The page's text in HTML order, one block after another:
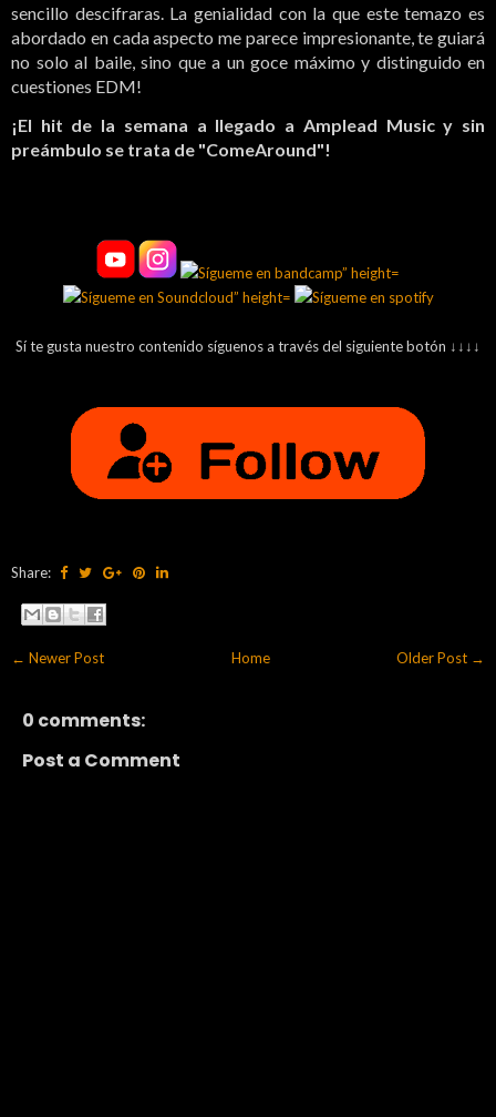
sencillo descifraras. La genialidad con la que este temazo es
abordado en cada aspecto me parece impresionante, te guiará
no solo al baile, sino que a un goce máximo y distinguido en
cuestiones EDM!
¡El hit de la semana a llegado a Amplead Music y sin
preámbulo se trata de "ComeAround"!
Sí te gusta nuestro contenido síguenos a través del siguiente botón ↓↓↓↓
Share:
← Newer Post Older Post →
Home
0 comments:
Post a Comment